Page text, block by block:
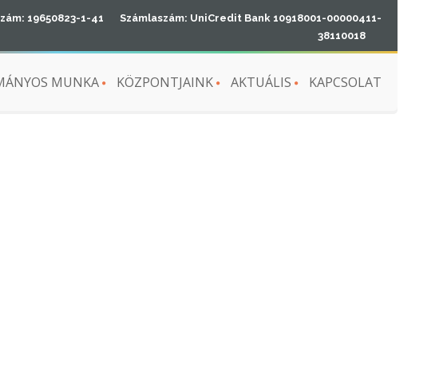
19650823-1-41
Számlaszám: UniCredit Bank 10918001-00000411-
38110018
MUNKA KÖZPONTJAINK AKTUÁLIS KAPCSOLAT